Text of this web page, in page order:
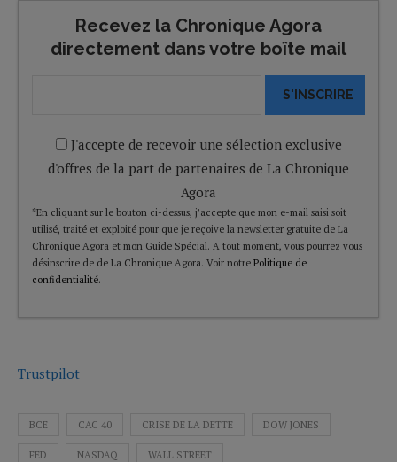
Recevez la Chronique Agora
directement dans votre boîte mail
S'INSCRIRE
J'accepte de recevoir une sélection exclusive
d'offres de la part de partenaires de La Chronique
Agora
*En cliquant sur le bouton ci-dessus, j’accepte que mon e-mail saisi soit
utilisé, traité et exploité pour que je reçoive la newsletter gratuite de La
Chronique Agora et mon Guide Spécial. A tout moment, vous pourrez vous
désinscrire de de La Chronique Agora. Voir notre Politique de
confidentialité.
Trustpilot
BCE CAC 40 CRISE DE LA DETTE DOW JONES
FED NASDAQ WALL STREET